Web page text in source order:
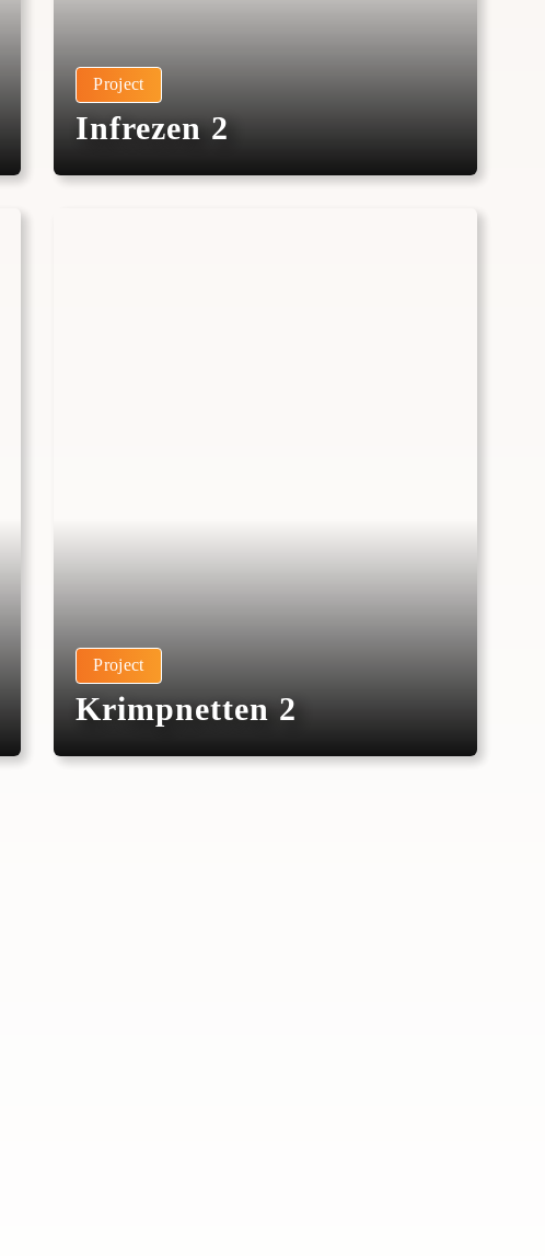
Project
Infrezen 2
Project
Krimpnetten 2